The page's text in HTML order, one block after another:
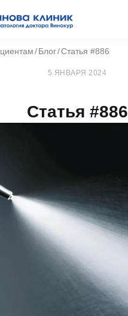
Блог Статья #886
5 ЯНВАРЯ 2024
Статья #886